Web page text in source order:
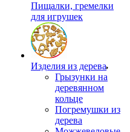
Пищалки, гремелки
для игрушек
Изделия из дерева
Грызунки на
деревянном
кольце
Погремушки из
дерева